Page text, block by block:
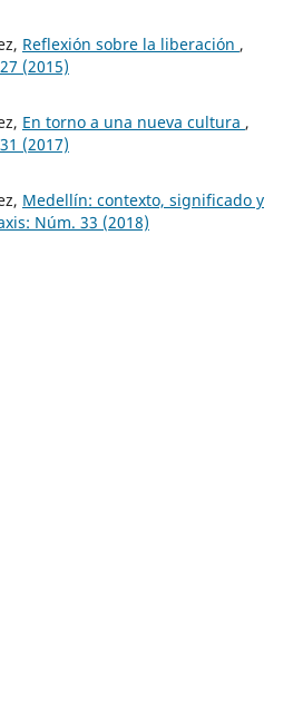
Reflexión sobre la liberación ,
(2015)
En torno a una nueva cultura ,
(2017)
Medellín: contexto, significado y
Núm. 33 (2018)